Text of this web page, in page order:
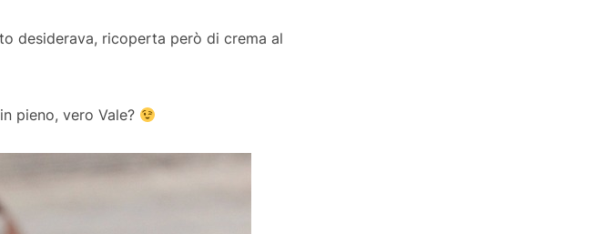
desiderava, ricoperta però di crema al
pieno, vero Vale?